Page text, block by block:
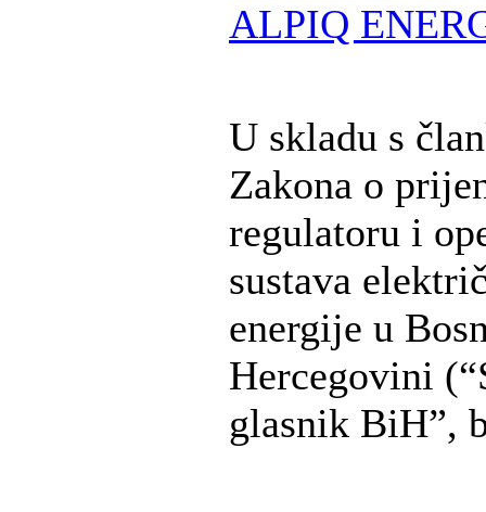
ALPIQ
U skladu s
Zakona o
regulatoru i
sustava
energije u
Hercegovini
glasnik BiH”,